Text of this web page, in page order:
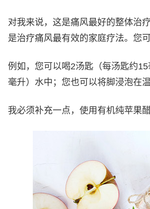
对我来说，这是痛风最好的整体治
是治疗痛风最有效的家庭疗法。您
例如，您可以喝2汤匙（每汤匙约
毫升）水中；您也可以将脚浸泡在
我必须补充一点，使用有机纯苹果